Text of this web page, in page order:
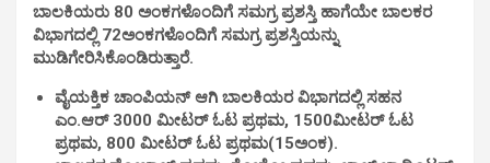
ಬಾಲಕಿಯರು 80 ಅಂಕಗಳೊಂದಿಗೆ ಸಮಗ್ರ ಪ್ರಶಸ್ತಿ ಹಾಗೆಯೇ ಬಾಲಕರ
ವಿಭಾಗದಲ್ಲಿ 72ಅಂಕಗಳೊಂದಿಗೆ ಸಮಗ್ರ ಪ್ರಶಸ್ತಿಯನ್ನು
ಮುಡಿಗೇರಿಸಿಕೊಂಡಿರುತ್ತಾರೆ.
ವೈಯಕ್ತಿಕ ಚಾಂಪಿಯನ್ ಆಗಿ ಬಾಲಕಿಯರ ವಿಭಾಗದಲ್ಲಿ ಸಹನ
ಎಂ.ಆರ್ 3000 ಮೀಟರ್ ಓಟ ಪ್ರಥಮ, 1500ಮೀಟರ್ ಓಟ
ಪ್ರಥಮ, 800 ಮೀಟರ್ ಓಟ ಪ್ರಥಮ(15ಅಂಕ).